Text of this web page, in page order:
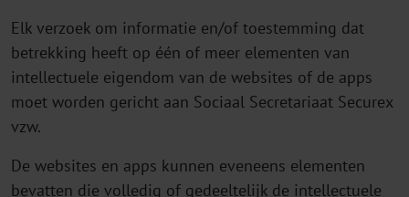
Elk verzoek om informatie en/of toestemming dat
betrekking heeft op één of meer elementen van
intellectuele eigendom van de websites of de apps
moet worden gericht aan Sociaal Secretariaat Securex
vzw.
De websites en apps kunnen eveneens elementen
bevatten die volledig of gedeeltelijk de intellectuele